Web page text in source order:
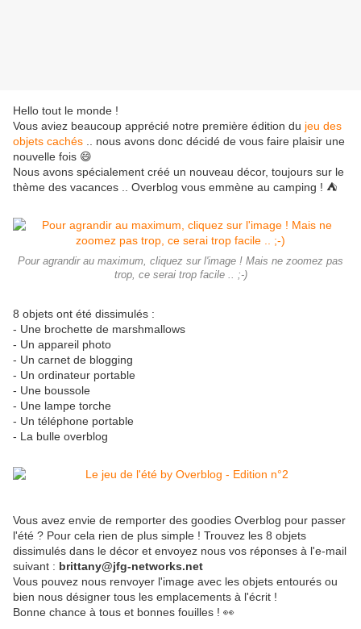
Hello tout le monde !
Vous aviez beaucoup apprécié notre première édition du jeu des
objets cachés .. nous avons donc décidé de vous faire plaisir une
nouvelle fois 😄
Nous avons spécialement créé un nouveau décor, toujours sur le
thème des vacances .. Overblog vous emmène au camping ! ⛺
Pour agrandir au maximum, cliquez sur l'image ! Mais ne zoomez pas
trop, ce serai trop facile .. ;-)
8 objets ont été dissimulés :
- Une brochette de marshmallows
- Un appareil photo
- Un carnet de blogging
- Un ordinateur portable
- Une boussole
- Une lampe torche
- Un téléphone portable
- La bulle overblog
Vous avez envie de remporter des goodies Overblog pour passer
l'été ? Pour cela rien de plus simple ! Trouvez les 8 objets
dissimulés dans le décor et envoyez nous vos réponses à l'e-mail
suivant : brittany@jfg-networks.net
Vous pouvez nous renvoyer l'image avec les objets entourés ou
bien nous désigner tous les emplacements à l'écrit !
Bonne chance à tous et bonnes fouilles ! 👀